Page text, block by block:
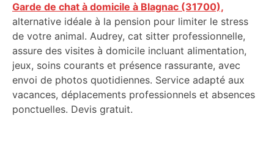
Garde de chat à domicile à Blagnac (31700),
alternative idéale à la pension pour limiter le stress
de votre animal. Audrey, cat sitter professionnelle,
assure des visites à domicile incluant alimentation,
jeux, soins courants et présence rassurante, avec
envoi de photos quotidiennes. Service adapté aux
vacances, déplacements professionnels et absences
ponctuelles. Devis gratuit.